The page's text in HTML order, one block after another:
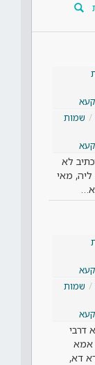
שמות
לא
מאי
שמות
דרבי
אמא
דא,